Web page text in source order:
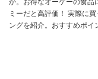
か。お得なオーケーの食品
ミーだと高評価！ 実際に
ングを紹介。おすすめポイ